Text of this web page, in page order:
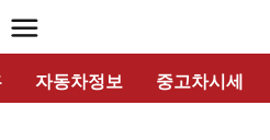
자동차정보 중고차시세